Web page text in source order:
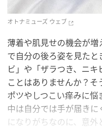
オトナミューズ ウェブ
薄着や肌見せの機会が
で自分の後ろ姿を見た
ビ」や「ザラつき、ニ
ことはありませんか？
ポツやしつこい痒みに
中は自分では手が届き
になりがちなのに、意外